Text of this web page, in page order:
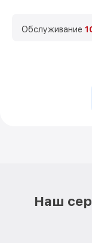
Обслуживание
Наш